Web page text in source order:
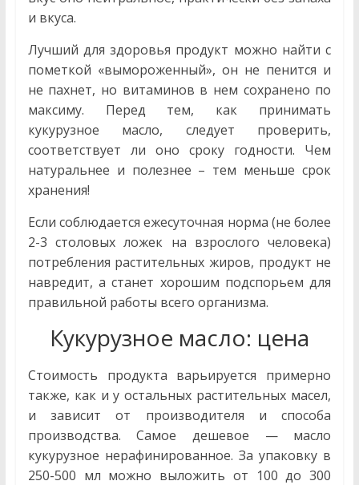
и вкуса.
Лучший для здоровья продукт можно найти с
пометкой «вымороженный», он не пенится и
не пахнет, но витаминов в нем сохранено по
максиму. Перед тем, как принимать
кукурузное масло, следует проверить,
соответствует ли оно сроку годности. Чем
натуральнее и полезнее – тем меньше срок
хранения!
Если соблюдается ежесуточная норма (не более
2-3 столовых ложек на взрослого человека)
потребления растительных жиров, продукт не
навредит, а станет хорошим подспорьем для
правильной работы всего организма.
Кукурузное масло: цена
Стоимость продукта варьируется примерно
также, как и у остальных растительных масел,
и зависит от производителя и способа
производства. Самое дешевое — масло
кукурузное нерафинированное. За упаковку в
250-500 мл можно выложить от 100 до 300